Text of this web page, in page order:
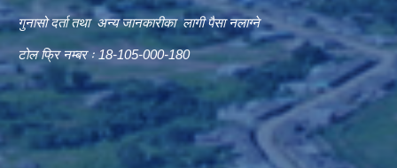
गुनासो दर्ता तथा अन्य जानकारीका लागी पैसा नलाग्ने
टोल फ्रि नम्बर ः 18-105-000-180